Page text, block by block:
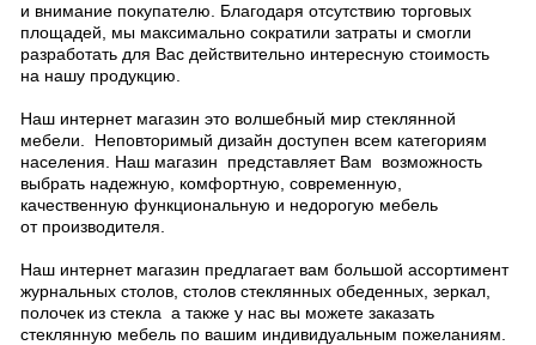
и внимание покупателю. Благодаря отсутствию торговых
площадей, мы максимально сократили затраты и смогли
разработать для Вас действительно интересную стоимость
на нашу продукцию.
Наш интернет магазин это волшебный мир стеклянной
мебели. Неповторимый дизайн доступен всем категориям
населения. Наш магазин представляет Вам возможность
выбрать надежную, комфортную, современную,
качественную функциональную и недорогую мебель
от производителя.
Наш интернет магазин предлагает вам большой ассортимент
журнальных столов, столов стеклянных обеденных, зеркал,
полочек из стекла а также у нас вы можете заказать
стеклянную мебель по вашим индивидуальным пожеланиям.